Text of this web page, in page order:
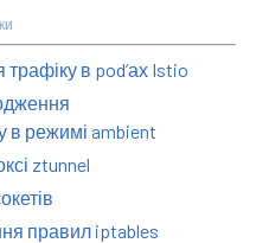
в podʼах Istio
в режимі ambient
ztunnel
правил iptables